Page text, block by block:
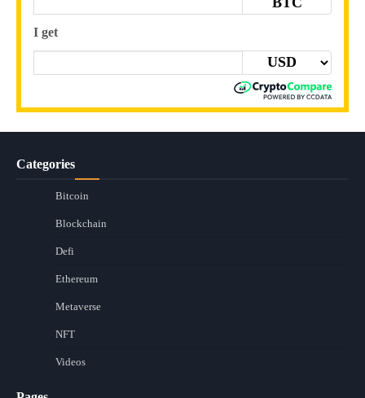
I get
Categories
Bitcoin
Blockchain
Defi
Ethereum
Metaverse
NFT
Videos